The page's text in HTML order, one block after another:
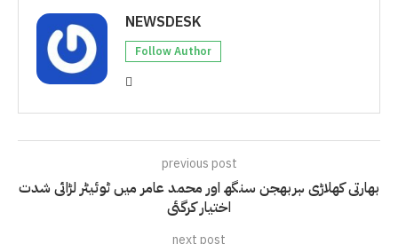
NEWSDESK
Follow Author
previous post
بھارتی کھلاڑی ہربھجن سنگھ اور محمد عامر میں ٹوئیٹر لڑائی شدت
اختیار کرگئی
next post